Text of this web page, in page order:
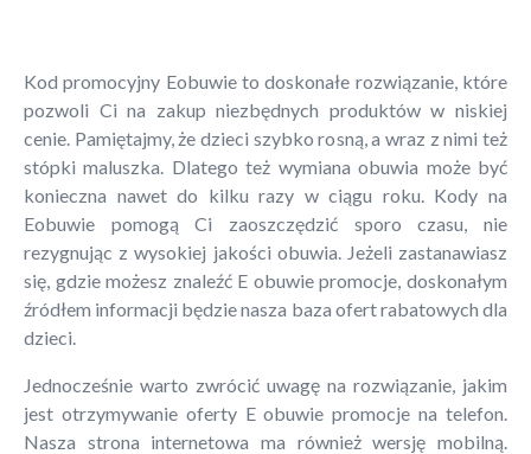
Kod promocyjny Eobuwie to doskonałe rozwiązanie, które
pozwoli Ci na zakup niezbędnych produktów w niskiej
cenie. Pamiętajmy, że dzieci szybko rosną, a wraz z nimi też
stópki maluszka. Dlatego też wymiana obuwia może być
konieczna nawet do kilku razy w ciągu roku. Kody na
Eobuwie pomogą Ci zaoszczędzić sporo czasu, nie
rezygnując z wysokiej jakości obuwia. Jeżeli zastanawiasz
się, gdzie możesz znaleźć E obuwie promocje, doskonałym
źródłem informacji będzie nasza baza ofert rabatowych dla
dzieci.
Jednocześnie warto zwrócić uwagę na rozwiązanie, jakim
jest otrzymywanie oferty E obuwie promocje na telefon.
Nasza strona internetowa ma również wersję mobilną.